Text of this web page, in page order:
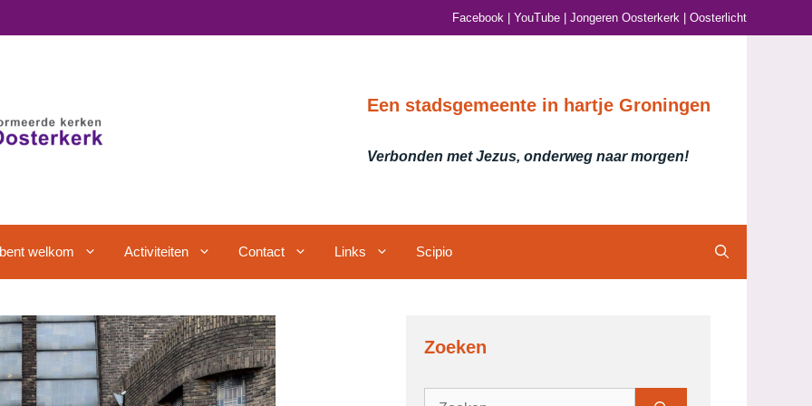
Facebook YouTube Jongeren Oosterkerk Oosterlicht
Een stadsgemeente in hartje Groningen
Verbonden met Jezus, onderweg naar morgen!
welkom Activiteiten Contact Links Scipio
Zoeken